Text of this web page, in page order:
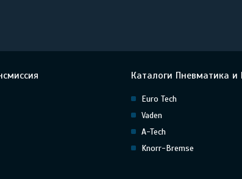
Каталоги Пневматика и
Euro Tech
Vaden
A-Tech
Knorr-Bremse